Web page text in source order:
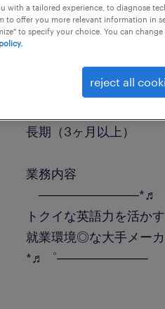
長期（3ヶ月以上）
業務内容
───────────*♬
トクイな英語力を活かす
就業環境◎な大手メー
*♬゜──────────
with a tailored experience, to diagnose
to offer you more relevant information in
to specify your choice. You can
reject all